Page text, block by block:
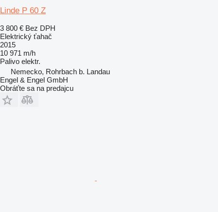
Linde P 60 Z
3 800 € Bez DPH
Elektrický ťahač
2015
10 971 m/h
Palivo elektr.
Nemecko, Rohrbach b. Landau
Engel & Engel GmbH
Obráťte sa na predajcu